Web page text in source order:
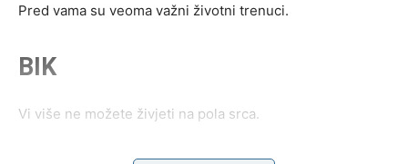
Pred vama su veoma važni životni trenuci.
BIK
Vi više ne možete živjeti na pola srca.